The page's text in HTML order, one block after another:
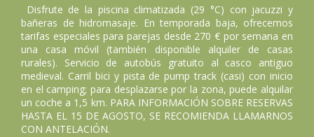
Disfrute de la piscina climatizada (29 °C) con jacuzzi y
bañeras de hidromasaje. En temporada baja, ofrecemos
tarifas especiales para parejas desde 270 € por semana en
una casa móvil (también disponible alquiler de casas
rurales). Servicio de autobús gratuito al casco antiguo
medieval. Carril bici y pista de pump track (casi) con inicio
en el camping; para desplazarse por la zona, puede alquilar
un coche a 1,5 km. PARA INFORMACIÓN SOBRE RESERVAS
HASTA EL 15 DE AGOSTO, SE RECOMIENDA LLAMARNOS
CON ANTELACIÓN.